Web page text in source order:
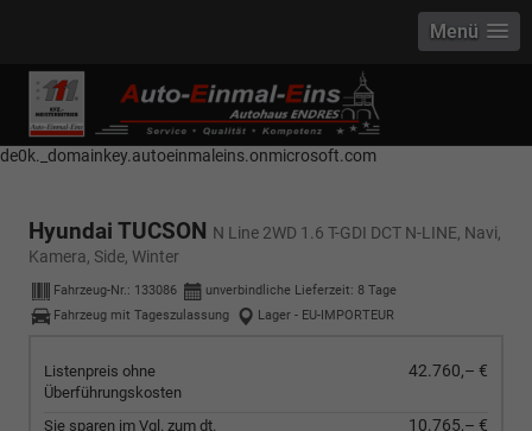
------------ Host Name : selector1._domainkey Points to address or value:
selector1-aee-de0k._domainkey.autoeinmaleins.onmicrosoft.com Host
Name : selector2._domainkey Points to address or value: selector2-aee-
de0k._domainkey.autoeinmaleins.onmicrosoft.com
Menü
Hyundai TUCSON N Line 2WD 1.6 T-GDI DCT N-LINE, Navi,
Kamera, Side, Winter
Fahrzeug-Nr.: 133086 unverbindliche Lieferzeit: 8 Tage
Fahrzeug mit Tageszulassung
Lager - EU-IMPORTEUR
Listenpreis ohne
Überführungskosten
42.760,– €
Sie sparen im Vgl. zum dt.
10.765,– €